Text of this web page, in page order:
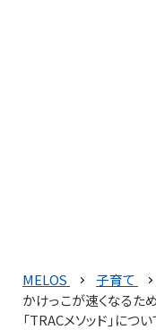
MELOS
子育て
かけっこが速くなるた
「TRACメソッド」につ